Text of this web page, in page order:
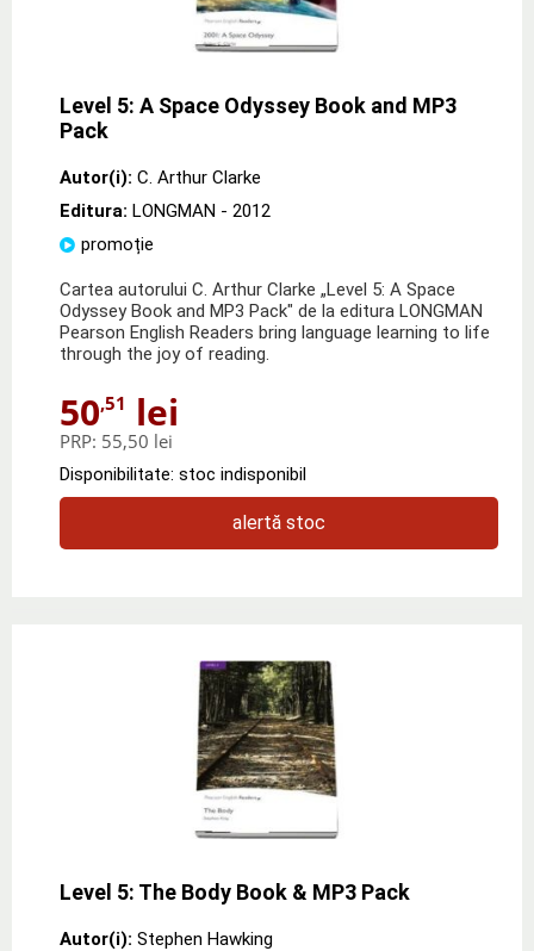
Level 5: A Space Odyssey Book and MP3
Pack
Autor(i): C. Arthur Clarke
Editura: LONGMAN - 2012
promoție
Cartea autorului C. Arthur Clarke „Level 5: A Space
Odyssey Book and MP3 Pack" de la editura LONGMAN
Pearson English Readers bring language learning to life
through the joy of reading.
50,51 lei
PRP: 55,50 lei
Disponibilitate: stoc indisponibil
alertă stoc
Level 5: The Body Book & MP3 Pack
Autor(i): Stephen Hawking